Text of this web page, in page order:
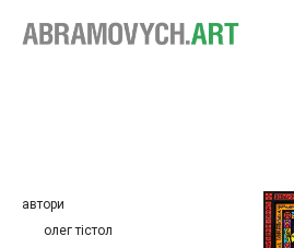
автори
олег тістол